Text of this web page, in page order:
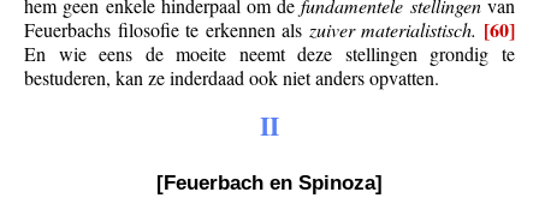
Feuerbachs filosofie te erkennen als zuiver materialistisch. [60]
En wie eens de moeite neemt deze stellingen grondig te
bestuderen, kan ze inderdaad ook niet anders opvatten.
II
[Feuerbach en Spinoza]